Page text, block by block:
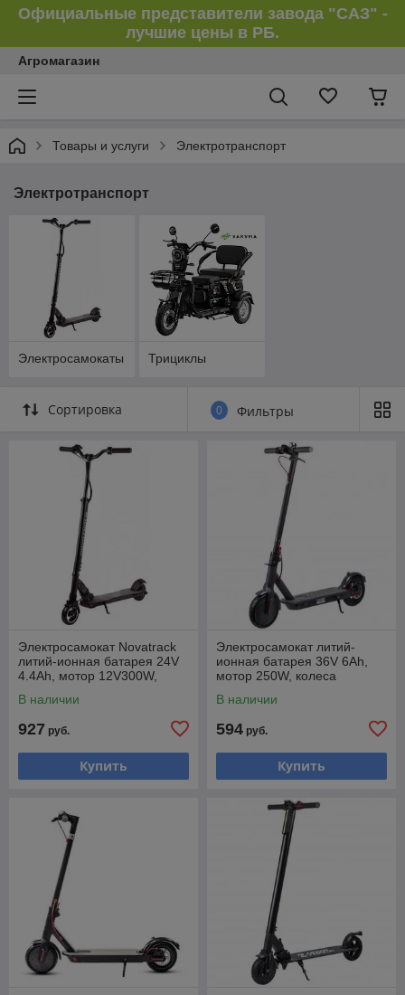
Официальные представители завода "САЗ" -
лучшие цены в РБ.
Агромагазин
Товары и услуги Электротранспорт
Электротранспорт
Электросамокаты Трициклы
Сортировка 0 Фильтры
Электросамокат Novatrack
литий-ионная батарея 24V
4.4Ah, мотор 12V300W,
В наличии
927 руб.
Купить
Электросамокат литий-
ионная батарея 36V 6Ah,
мотор 250W, колеса
20км/ч, дис
В наличии
594 руб.
Купить